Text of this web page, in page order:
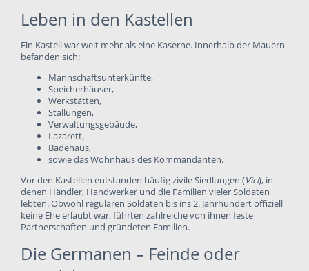
Leben in den Kastellen
Ein Kastell war weit mehr als eine Kaserne. Innerhalb der Mauern
befanden sich:
Mannschaftsunterkünfte,
Speicherhäuser,
Werkstätten,
Stallungen,
Verwaltungsgebäude,
Lazarett,
Badehaus,
sowie das Wohnhaus des Kommandanten.
Vor den Kastellen entstanden häufig zivile Siedlungen (Vici), in
denen Händler, Handwerker und die Familien vieler Soldaten
lebten. Obwohl regulären Soldaten bis ins 2. Jahrhundert offiziell
keine Ehe erlaubt war, führten zahlreiche von ihnen feste
Partnerschaften und gründeten Familien.
Die Germanen – Feinde oder